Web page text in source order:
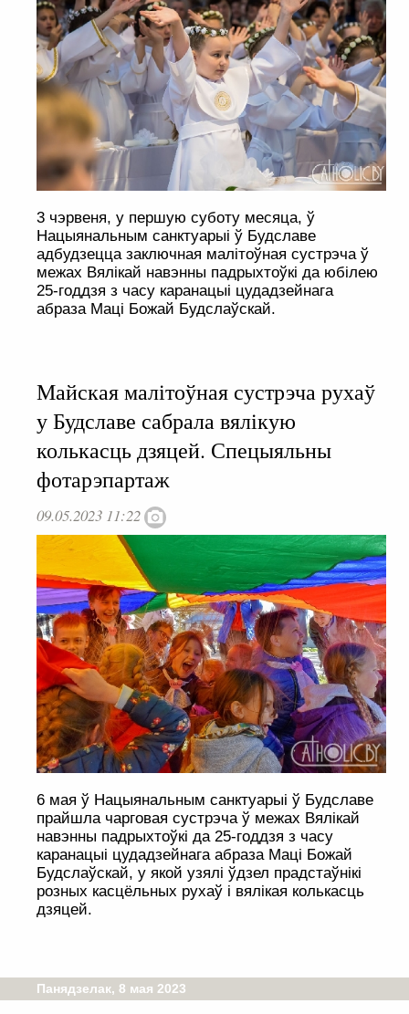
3 чэрвеня, у першую суботу месяца, ў
Нацыянальным санктуарыі ў Будславе
адбудзецца заключная малітоўная сустрэча ў
межах Вялікай навэнны падрыхтоўкі да юбілею
25-годдзя з часу каранацыі цудадзейнага
абраза Маці Божай Будслаўскай.
Майская малітоўная сустрэча рухаў
у Будславе сабрала вялікую
колькасць дзяцей. Спецыяльны
фотарэпартаж
09.05.2023 11:22
6 мая ў Нацыянальным санктуарыі ў Будславе
прайшла чарговая сустрэча ў межах Вялікай
навэнны падрыхтоўкі да 25-годдзя з часу
каранацыі цудадзейнага абраза Маці Божай
Будслаўскай, у якой узялі ўдзел прадстаўнікі
розных касцёльных рухаў і вялікая колькасць
дзяцей.
Панядзелак, 8 мая 2023